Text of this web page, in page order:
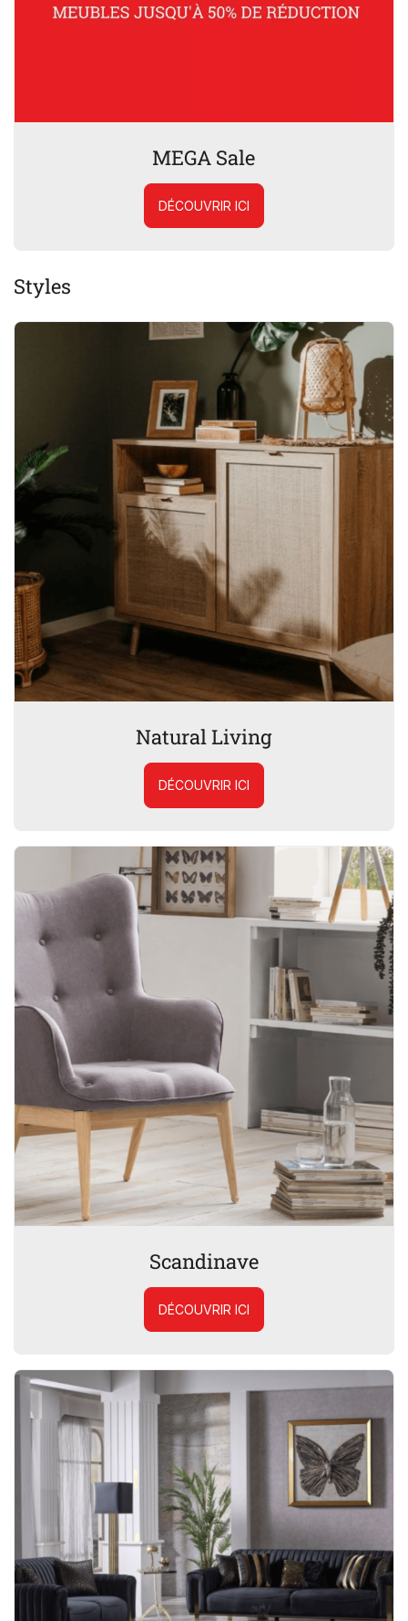
MEGA Sale
DÉCOUVRIR ICI
Styles
Natural Living
DÉCOUVRIR ICI
Scandinave
DÉCOUVRIR ICI